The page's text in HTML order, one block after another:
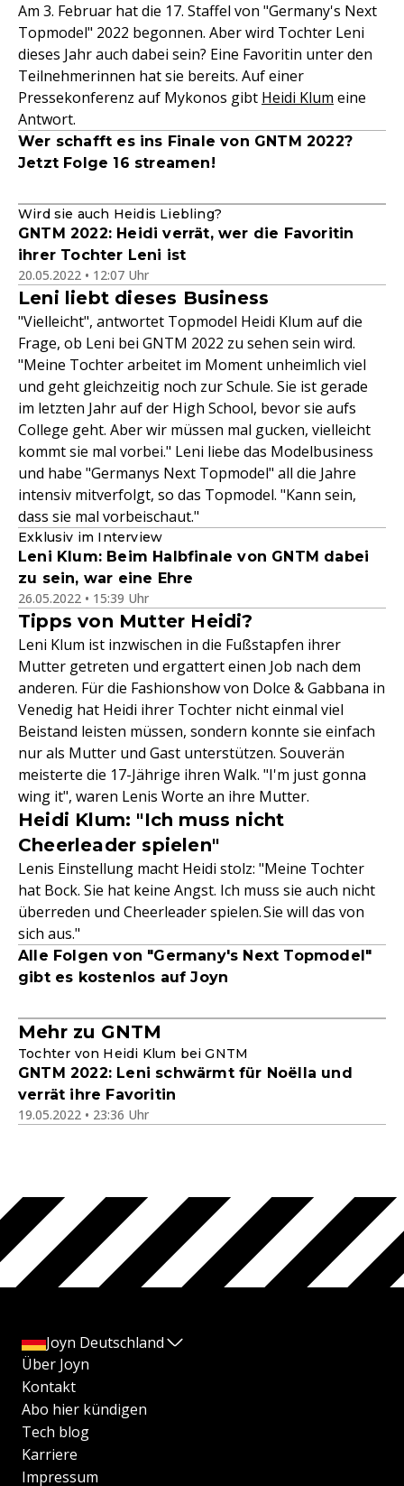
Am 3. Februar hat die 17. Staffel von "Germany's Next
Topmodel" 2022 begonnen. Aber wird Tochter Leni
dieses Jahr auch dabei sein? Eine Favoritin unter den
Teilnehmerinnen hat sie bereits. Auf einer
Pressekonferenz auf Mykonos gibt Heidi Klum eine
Antwort.
Wer schafft es ins Finale von GNTM 2022?
Jetzt Folge 16 streamen!
Wird sie auch Heidis Liebling?
GNTM 2022: Heidi verrät, wer die Favoritin
ihrer Tochter Leni ist
20.05.2022 • 12:07 Uhr
Leni liebt dieses Business
"Vielleicht", antwortet Topmodel Heidi Klum auf die
Frage, ob Leni bei GNTM 2022 zu sehen sein wird.
"Meine Tochter arbeitet im Moment unheimlich viel
und geht gleichzeitig noch zur Schule. Sie ist gerade
im letzten Jahr auf der High School, bevor sie aufs
College geht. Aber wir müssen mal gucken, vielleicht
kommt sie mal vorbei." Leni liebe das Modelbusiness
und habe "Germanys Next Topmodel" all die Jahre
intensiv mitverfolgt, so das Topmodel. "Kann sein,
dass sie mal vorbeischaut."
Exklusiv im Interview
Leni Klum: Beim Halbfinale von GNTM dabei
zu sein, war eine Ehre
26.05.2022 • 15:39 Uhr
Tipps von Mutter Heidi?
Leni Klum ist inzwischen in die Fußstapfen ihrer
Mutter getreten und ergattert einen Job nach dem
anderen. Für die Fashionshow von Dolce & Gabbana in
Venedig hat Heidi ihrer Tochter nicht einmal viel
Beistand leisten müssen, sondern konnte sie einfach
nur als Mutter und Gast unterstützen. Souverän
meisterte die 17-Jährige ihren Walk. "I'm just gonna
wing it", waren Lenis Worte an ihre Mutter.
Heidi Klum: "Ich muss nicht
Cheerleader spielen"
Lenis Einstellung macht Heidi stolz: "Meine Tochter
hat Bock. Sie hat keine Angst. Ich muss sie auch nicht
überreden und Cheerleader spielen. Sie will das von
sich aus."
Alle Folgen von "Germany's Next Topmodel"
gibt es kostenlos auf Joyn
Mehr zu GNTM
Tochter von Heidi Klum bei GNTM
GNTM 2022: Leni schwärmt für Noëlla und
verrät ihre Favoritin
19.05.2022 • 23:36 Uhr
Joyn Deutschland
Über Joyn
Kontakt
Abo hier kündigen
Tech blog
Karriere
Impressum